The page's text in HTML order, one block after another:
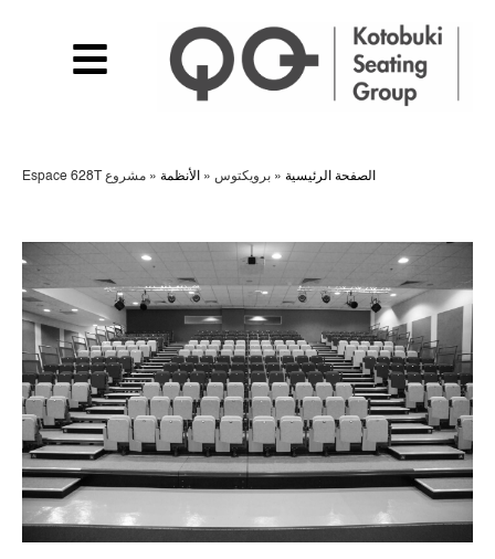
الصفحة الرئيسية » برويكتوس » الأنظمة » مشروع Espace 628T